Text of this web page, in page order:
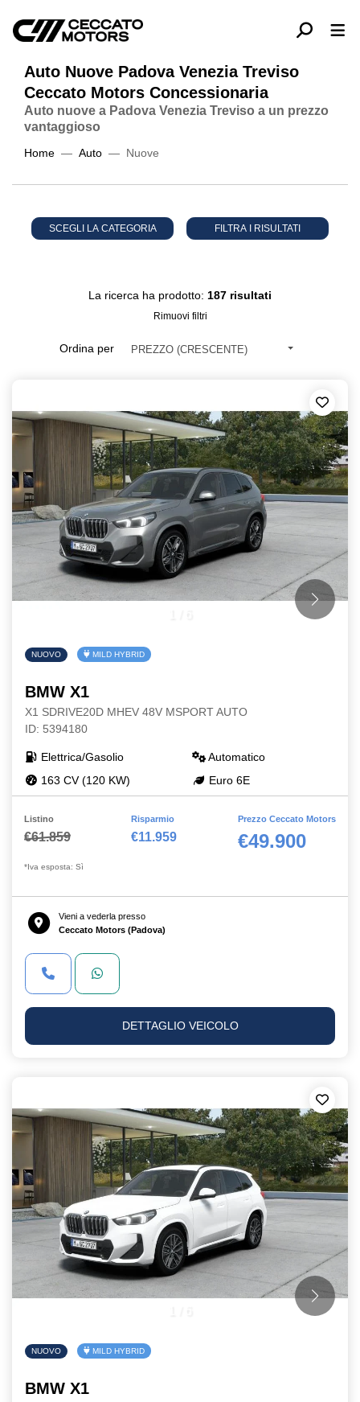
Auto Nuove Padova Venezia Treviso
Ceccato Motors Concessionaria
Auto nuove a Padova Venezia Treviso a un prezzo
vantaggioso
Home Auto Nuove
SCEGLI LA CATEGORIA FILTRA I RISULTATI
La ricerca ha prodotto: 187 risultati
Rimuovi filtri
Ordina per PREZZO (CRESCENTE)
NUOVO MILD HYBRID
BMW X1
X1 SDRIVE20D MHEV 48V MSPORT AUTO
ID: 5394180
Elettrica/Gasolio
Automatico
163 CV (120 KW)
Euro 6E
Listino
€61.859
Risparmio
€11.959
Prezzo Ceccato Motors
€49.900
*Iva esposta: Sì
Vieni a vederla presso
Ceccato Motors (Padova)
DETTAGLIO VEICOLO
NUOVO MILD HYBRID
BMW X1